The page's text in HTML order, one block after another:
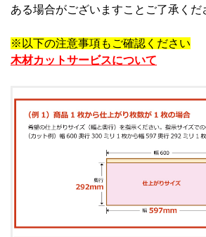
ある場合がございますことご了承くだ
※以下の注意事項もご確認ください
木材カットサービスについて